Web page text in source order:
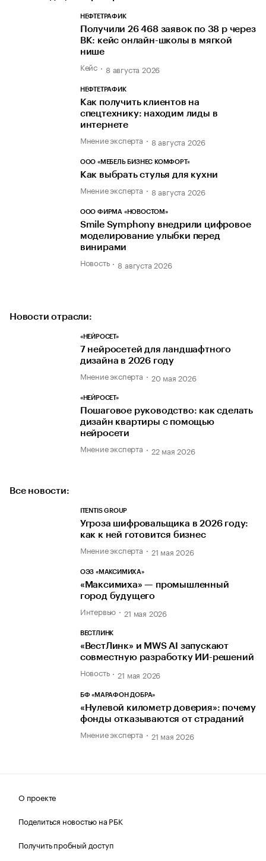
НЕФТЕТРАФИК
Получили 26 468 заявок по 38 р через
ВК: кейс онлайн-школы в мягкой
нише
Кейс 8 августа 2026
НЕФТЕТРАФИК
Как получить клиентов на
спецтехнику: находим лиды в
интернете
Мнение эксперта 8 августа 2026
ООО «МЕБЕЛЬ БИЗНЕС КОМФОРТ»
Как выбрать стулья для кухни
Мнение эксперта 8 августа 2026
ООО ФИРМА «НОВОСТОМ»
Smile Symphony внедрили цифровое
моделирование улыбки перед
винирами
Новость 8 августа 2026
Новости отрасли:
«НЕЙРОСЕТ»
7 нейросетей для ландшафтного
дизайна в 2026 году
Мнение эксперта 20 мая 2026
«НЕЙРОСЕТ»
Пошаговое руководство: как сделать
дизайн квартиры с помощью
нейросети
Мнение эксперта 22 мая 2026
Все новости:
ITENTIS GROUP
Угроза шифровальщика в 2026 году:
как к ней готовится бизнес
Мнение эксперта 21 мая 2026
ОЭЗ «МАКСИМИХА»
«Максимиха» — промышленный
город будущего
Интервью 21 мая 2026
ВЕСТЛИНК
«ВестЛинк» и MWS AI запускают
совместную разработку ИИ-решений
Новость 21 мая 2026
БФ «МАРАФОН ДОБРА»
«Нулевой километр доверия»: почему
фонды отказываются от страданий
Мнение эксперта 21 мая 2026
О проекте
Поделиться новостью на РБК
Получить пробный доступ